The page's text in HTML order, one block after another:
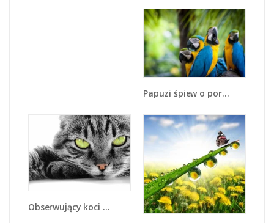
Papuzi śpiew o poranku - Z277
Obserwujący koci wzrok - Z031